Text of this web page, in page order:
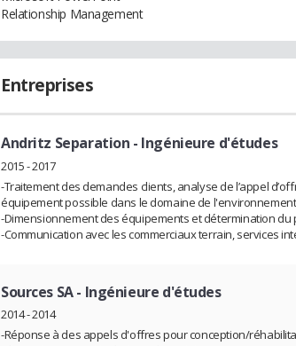
Relationship Management
Entreprises
Andritz Separation - Ingénieure d'études
2015 - 2017
-Traitement des demandes clients, analyse de l’appel
équipement possible dans le domaine de
-Dimensionnement des équipements et détermination du
-Communication avec les commerciaux terrain, services
Sources SA- Ingénieure d'études
2014 - 2014
-Réponse à des appels d'offres pour conception/